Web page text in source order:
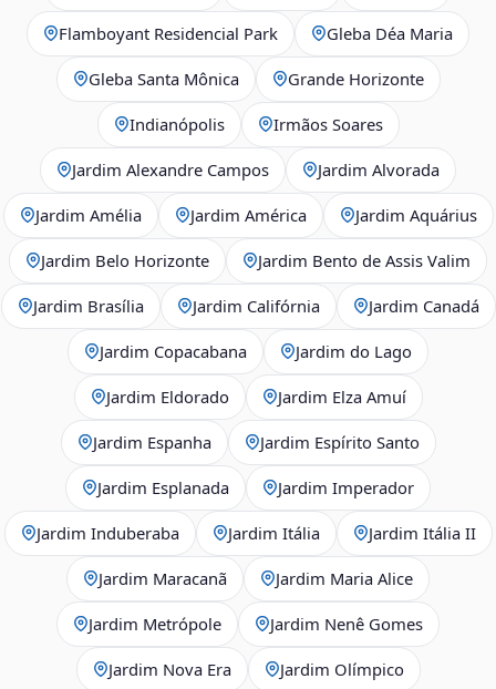
Flamboyant Residencial Park Gleba Déa Maria
Gleba Santa Mônica Grande Horizonte
Indianópolis Irmãos Soares
Jardim Alexandre Campos Jardim Alvorada
Jardim Amélia Jardim América Jardim Aquárius
Jardim Belo Horizonte Jardim Bento de Assis Valim
Jardim Brasília Jardim Califórnia Jardim Canadá
Jardim Copacabana Jardim do Lago
Jardim Eldorado Jardim Elza Amuí
Jardim Espanha Jardim Espírito Santo
Jardim Esplanada Jardim Imperador
Jardim Induberaba Jardim Itália Jardim Itália II
Jardim Maracanã Jardim Maria Alice
Jardim Metrópole Jardim Nenê Gomes
Jardim Nova Era Jardim Olímpico